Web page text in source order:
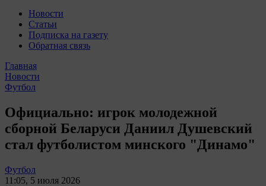
Новости
Статьи
Подписка на газету
Обратная связь
Главная
Новости
Футбол
Официально: игрок молодежной
сборной Беларуси Даниил Душевский
стал футболистом минского "Динамо"
Футбол
11:05, 5 июля 2026